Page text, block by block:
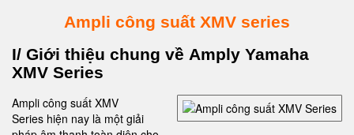
Ampli công suất XMV series
I/ Giới thiệu chung về Amply Yamaha
XMV Series
Ampli công suất XMV
Series hiện nay là một giải